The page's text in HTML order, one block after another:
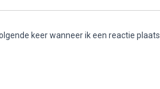
keer wanneer ik een reactie plaats.